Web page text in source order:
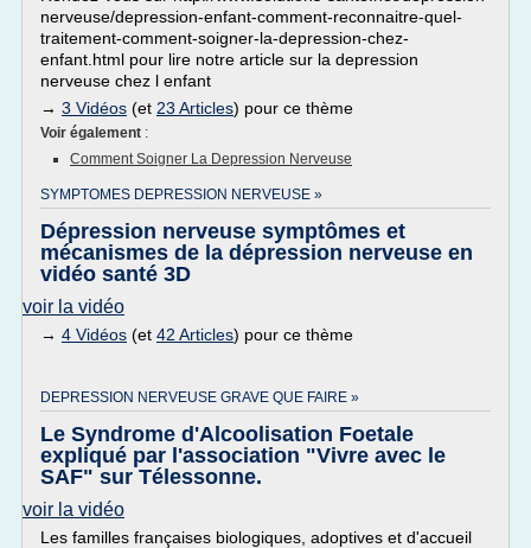
nerveuse/depression-enfant-comment-reconnaitre-quel-
traitement-comment-soigner-la-depression-chez-
enfant.html pour lire notre article sur la depression
nerveuse chez l enfant
→ 3 Vidéos (et 23 Articles) pour ce thème
Voir également :
Comment Soigner La Depression Nerveuse
SYMPTOMES DEPRESSION NERVEUSE »
Dépression nerveuse symptômes et
mécanismes de la dépression nerveuse en
vidéo santé 3D
voir la vidéo
→ 4 Vidéos (et 42 Articles) pour ce thème
DEPRESSION NERVEUSE GRAVE QUE FAIRE »
Le Syndrome d'Alcoolisation Foetale
expliqué par l'association "Vivre avec le
SAF" sur Télessonne.
voir la vidéo
Les familles françaises biologiques, adoptives et d'accueil